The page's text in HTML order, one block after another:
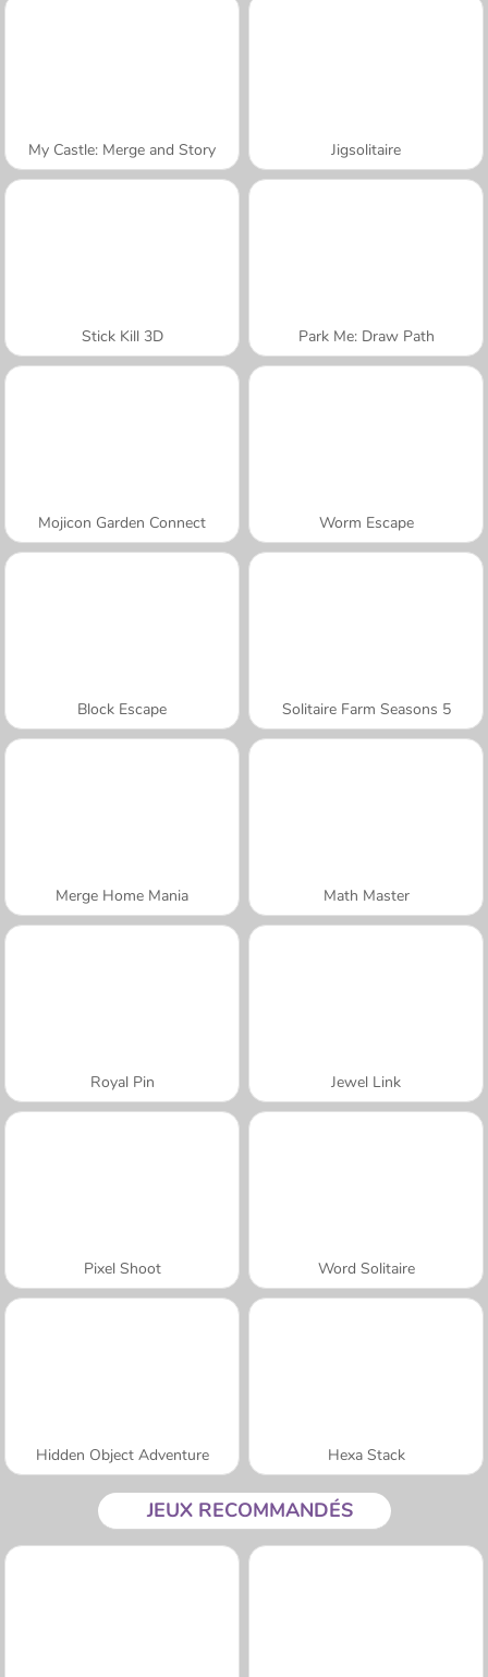
My Castle: Merge and Story Jigsolitaire
Stick Kill 3D Park Me: Draw Path
Mojicon Garden Connect Worm Escape
Block Escape Solitaire Farm Seasons 5
Merge Home Mania Math Master
Royal Pin Jewel Link
Pixel Shoot Word Solitaire
Hidden Object Adventure Hexa Stack
JEUX RECOMMANDÉS